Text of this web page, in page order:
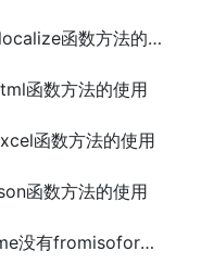
Python pandas.DataFrame.tz_localize函数方法的使用
函数方法的使用
函数方法的使用
函数方法的使用
Python 中3.6及之前版本datetime没有fromisoformat()的解决方法